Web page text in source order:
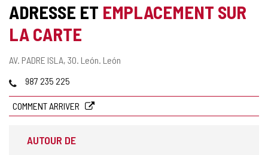
ADRESSE ET EMPLACEMENT SUR
LA CARTE
Adresse
AV. PADRE ISLA, 30. León. León
Téléphones
987 235 225
COMMENT ARRIVER
AUTOUR DE